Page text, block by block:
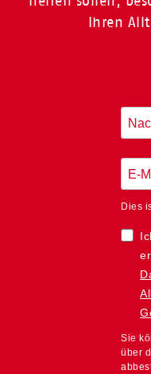
Ihren
Dies
Sie
über